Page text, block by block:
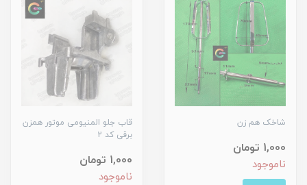
شاخک هم زن
1,000 تومان
ناموجود
قاب جلو المنیومی موتور همزن
برقی کد 2
1,000 تومان
ناموجود